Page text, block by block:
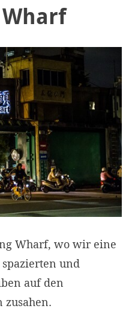
Wharf, wo wir eine
und
auf den
zusahen.